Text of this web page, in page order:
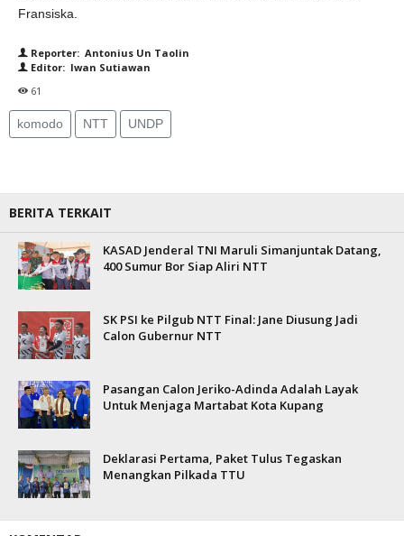
Fransiska.
Reporter: Antonius Un Taolin
Editor: Iwan Sutiawan
61
komodo NTT UNDP
BERITA TERKAIT
KASAD Jenderal TNI Maruli Simanjuntak Datang,
400 Sumur Bor Siap Aliri NTT
SK PSI ke Pilgub NTT Final: Jane Diusung Jadi
Calon Gubernur NTT
Pasangan Calon Jeriko-Adinda Adalah Layak
Untuk Menjaga Martabat Kota Kupang
Deklarasi Pertama, Paket Tulus Tegaskan
Menangkan Pilkada TTU